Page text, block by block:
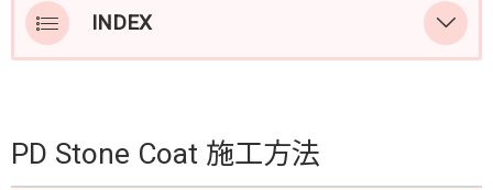
INDEX
PD Stone Coat 施工方法